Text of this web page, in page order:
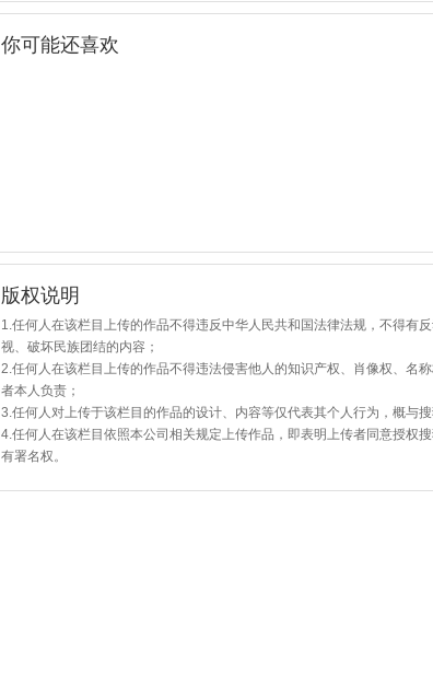
你可能还喜欢
版权说明
1.任何人在该栏目上传的作品不得违反中华人民共和国法律法规，不得有
视、破坏民族团结的内容；
2.任何人在该栏目上传的作品不得违法侵害他人的知识产权、肖像权、名
者本人负责；
3.任何人对上传于该栏目的作品的设计、内容等仅代表其个人行为，概与搜
4.任何人在该栏目依照本公司相关规定上传作品，即表明上传者同意授权
有署名权。